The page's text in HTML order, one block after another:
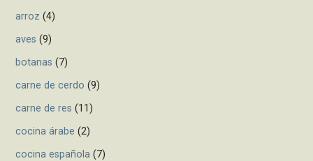
n
arroz (4)
aves (9)
botanas (7)
carne de cerdo (9)
carne de res (11)
cocina árabe (2)
cocina española (7)